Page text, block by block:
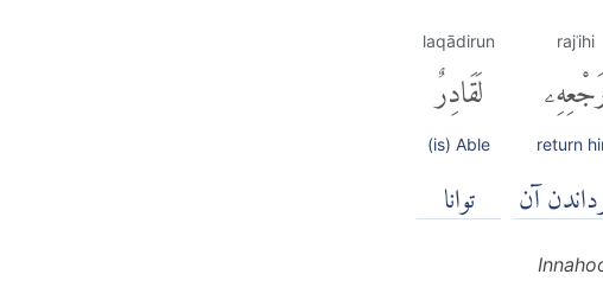
rajʿihi
return
آن
laqādirun
لَقَادِرٌ
(is) Able
توانا